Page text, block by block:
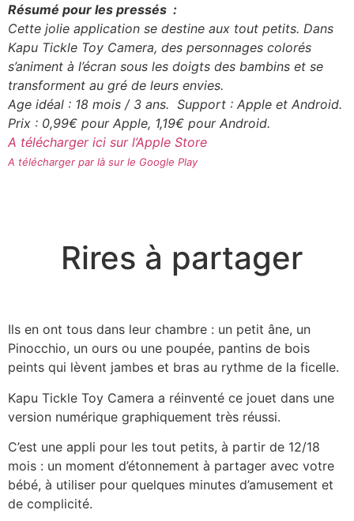
Résumé pour les pressés :
Cette jolie application se destine aux tout petits. Dans
Kapu Tickle Toy Camera, des personnages colorés
s’animent à l’écran sous les doigts des bambins et se
transforment au gré de leurs envies.
Age idéal : 18 mois / 3 ans. Support : Apple et Android.
Prix : 0,99€ pour Apple, 1,19€ pour Android.
A télécharger ici sur l’Apple Store
A télécharger par là sur le Google Play
Rires à partager
Ils en ont tous dans leur chambre : un petit âne, un
Pinocchio, un ours ou une poupée, pantins de bois
peints qui lèvent jambes et bras au rythme de la ficelle.
Kapu Tickle Toy Camera a réinventé ce jouet dans une
version numérique graphiquement très réussi.
C’est une appli pour les tout petits, à partir de 12/18
mois : un moment d’étonnement à partager avec votre
bébé, à utiliser pour quelques minutes d’amusement et
de complicité.